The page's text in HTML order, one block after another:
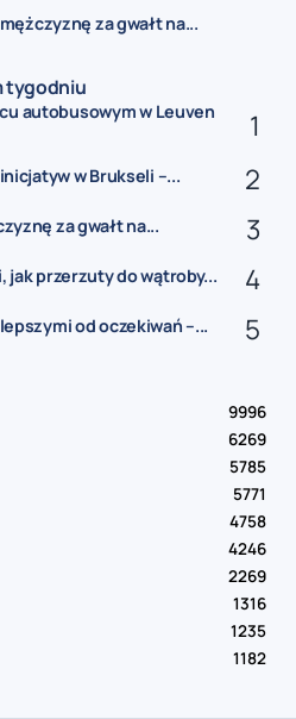
za gwałt na...
tygodniu
autobusowym w Leuven
w Brukseli –...
za gwałt na...
jak przerzuty do wątroby...
od oczekiwań –...
9996
6269
5785
5771
4758
4246
2269
1316
1235
1182